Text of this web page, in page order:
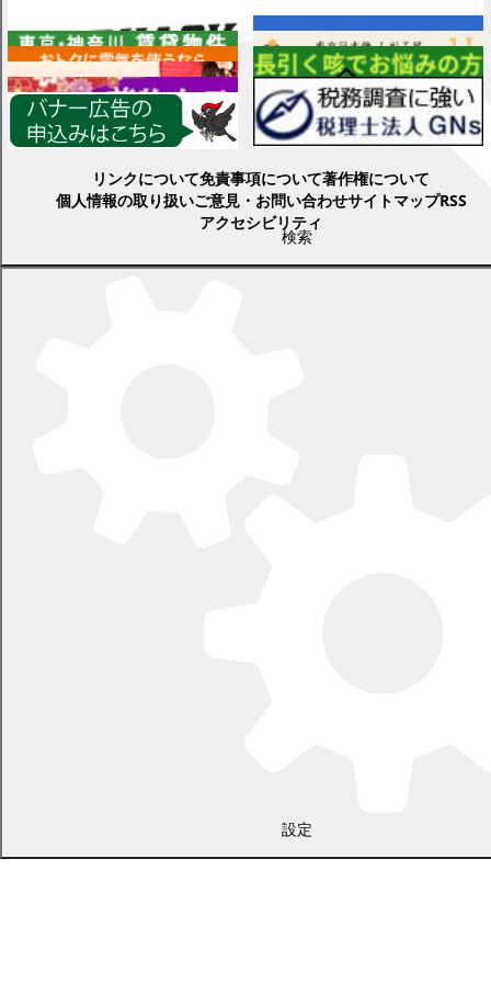
検索
設定
各種情報
リンクについて免責事項について著作権について
個人情報の取り扱いご意見・お問い合わせサイトマップRSS
アクセシビリティ